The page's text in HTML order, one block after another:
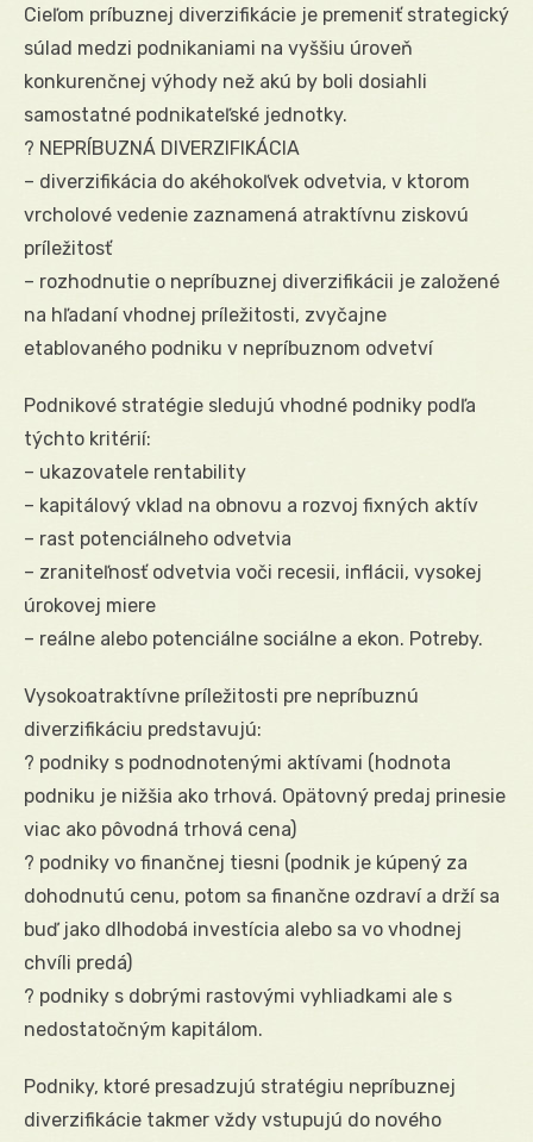
Cieľom príbuznej diverzifikácie je premeniť strategický
súlad medzi podnikaniami na vyššiu úroveň
konkurenčnej výhody než akú by boli dosiahli
samostatné podnikateľské jednotky.
? NEPRÍBUZNÁ DIVERZIFIKÁCIA
– diverzifikácia do akéhokoľvek odvetvia, v ktorom
vrcholové vedenie zaznamená atraktívnu ziskovú
príležitosť
– rozhodnutie o nepríbuznej diverzifikácii je založené
na hľadaní vhodnej príležitosti, zvyčajne
etablovaného podniku v nepríbuznom odvetví
Podnikové stratégie sledujú vhodné podniky podľa
týchto kritérií:
– ukazovatele rentability
– kapitálový vklad na obnovu a rozvoj fixných aktív
– rast potenciálneho odvetvia
– zraniteľnosť odvetvia voči recesii, inflácii, vysokej
úrokovej miere
– reálne alebo potenciálne sociálne a ekon. Potreby.
Vysokoatraktívne príležitosti pre nepríbuznú
diverzifikáciu predstavujú:
? podniky s podnodnotenými aktívami (hodnota
podniku je nižšia ako trhová. Opätovný predaj prinesie
viac ako pôvodná trhová cena)
? podniky vo finančnej tiesni (podnik je kúpený za
dohodnutú cenu, potom sa finančne ozdraví a drží sa
buď jako dlhodobá investícia alebo sa vo vhodnej
chvíli predá)
? podniky s dobrými rastovými vyhliadkami ale s
nedostatočným kapitálom.
Podniky, ktoré presadzujú stratégiu nepríbuznej
diverzifikácie takmer vždy vstupujú do nového